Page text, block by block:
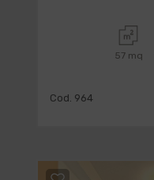
57 mq
Cod. 964